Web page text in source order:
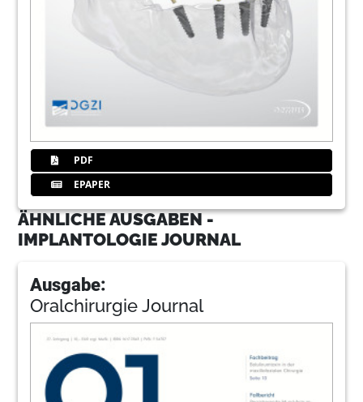
PDF
EPAPER
ÄHNLICHE AUSGABEN -
IMPLANTOLOGIE JOURNAL
Ausgabe:
Oralchirurgie Journal